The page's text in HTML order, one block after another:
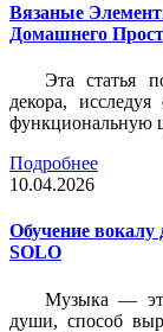
Вязаные
Домашнего
Эта статья
декора,
функциональную
Подробнее
10.04.2026
Обучение
SOLO
Музыка —
души, способ